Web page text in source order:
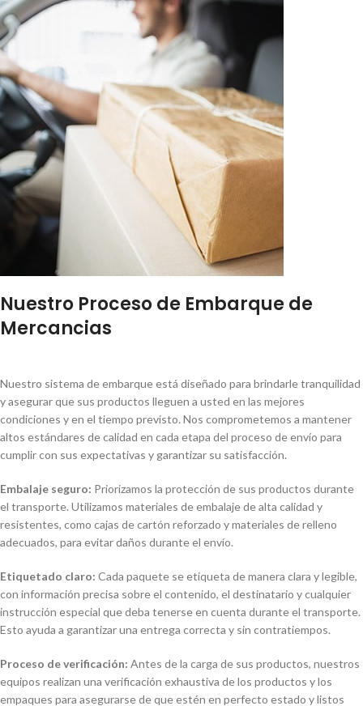
Nuestro Proceso de Embarque de
Mercancias
Nuestro sistema de embarque está diseñado para brindarle tranquilidad
y asegurar que sus productos lleguen a usted en las mejores
condiciones y en el tiempo previsto. Nos comprometemos a mantener
altos estándares de calidad en cada etapa del proceso de envío para
cumplir con sus expectativas y garantizar su satisfacción.
Embalaje seguro: Priorizamos la protección de sus productos durante
el transporte. Utilizamos materiales de embalaje de alta calidad y
resistentes, como cajas de cartón reforzado y materiales de relleno
adecuados, para evitar daños durante el envío.
Etiquetado claro: Cada paquete se etiqueta de manera clara y legible,
con información precisa sobre el contenido, el destinatario y cualquier
instrucción especial que deba tenerse en cuenta durante el transporte.
Esto ayuda a garantizar una entrega correcta y sin contratiempos.
Proceso de verificación: Antes de la carga de sus productos, nuestros
equipos realizan una verificación exhaustiva de los productos y los
empaques para asegurarse de que estén en perfecto estado y listos